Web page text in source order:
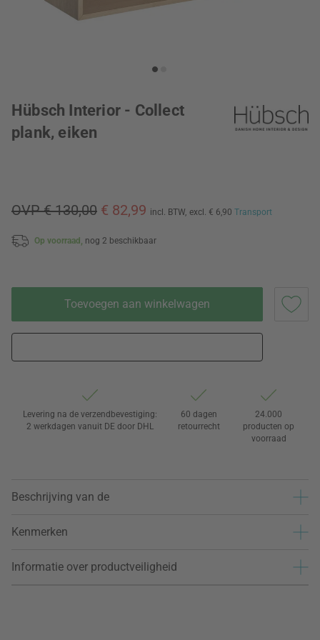
Hübsch Interior - Collect
plank, eiken
OVP € 130,00 € 82,99 incl. BTW, excl. € 6,90 Transport
Op voorraad, nog 2 beschikbaar
Toevoegen aan winkelwagen
Levering na de verzendbevestiging:
2 werkdagen vanuit DE door DHL
60 dagen
retourrecht
24.000
producten op
voorraad
Beschrijving van de
Kenmerken
Informatie over productveiligheid